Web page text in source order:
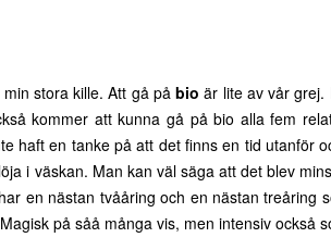
stora kille. Att gå på bio är lite av vår grej.
kommer att kunna gå på bio alla fem
haft en tanke på att det finns en tid utanför
i väskan. Man kan väl säga att det blev
en nästan tvååring och en nästan treåring
på såå många vis, men intensiv också